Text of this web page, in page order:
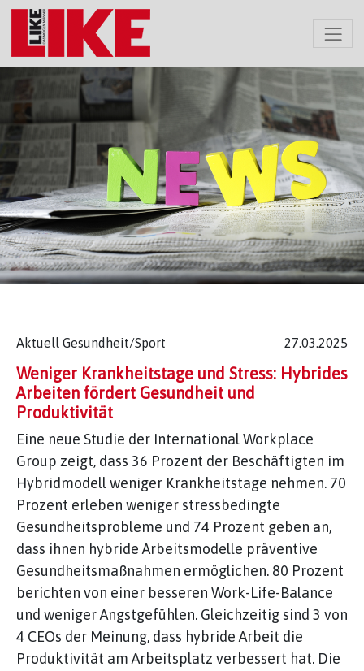
Aktuell Gesundheit/Sport 27.03.2025
Weniger Krankheitstage und Stress: Hybrides
Arbeiten fördert Gesundheit und
Produktivität
Eine neue Studie der International Workplace
Group zeigt, dass 36 Prozent der Beschäftigten im
Hybridmodell weniger Krankheitstage nehmen. 70
Prozent erleben weniger stressbedingte
Gesundheitsprobleme und 74 Prozent geben an,
dass ihnen hybride Arbeitsmodelle präventive
Gesundheitsmaßnahmen ermöglichen. 80 Prozent
berichten von einer besseren Work-Life-Balance
und weniger Angstgefühlen. Gleichzeitig sind 3 von
4 CEOs der Meinung, dass hybride Arbeit die
Produktivität am Arbeitsplatz verbessert hat. Die